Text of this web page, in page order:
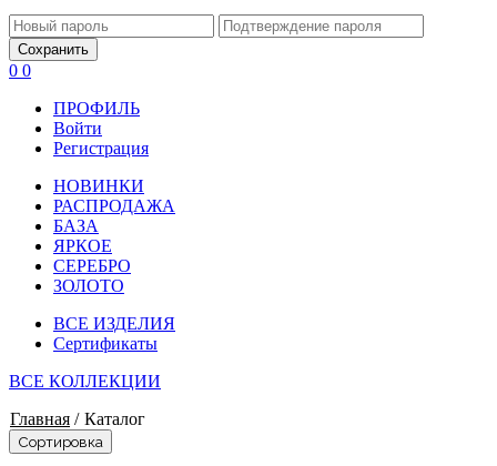
Сохранить
0 0
ПРОФИЛЬ
Войти
Регистрация
НОВИНКИ
РАСПРОДАЖА
БАЗА
ЯРКОЕ
СЕРЕБРО
ЗОЛОТО
ВСЕ ИЗДЕЛИЯ
Сертификаты
ВСЕ КОЛЛЕКЦИИ
Главная / Каталог
Сортировка